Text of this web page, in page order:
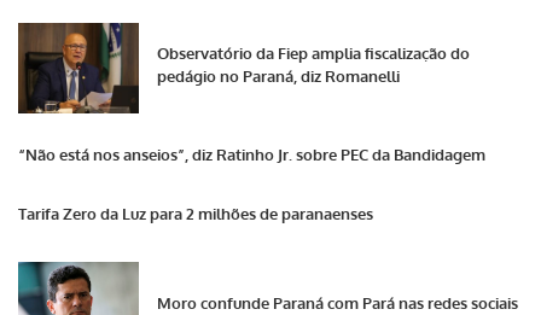
Observatório da Fiep amplia fiscalização do
pedágio no Paraná, diz Romanelli
“Não está nos anseios”, diz Ratinho Jr. sobre PEC da Bandidagem
Tarifa Zero da Luz para 2 milhões de paranaenses
Moro confunde Paraná com Pará nas redes sociais